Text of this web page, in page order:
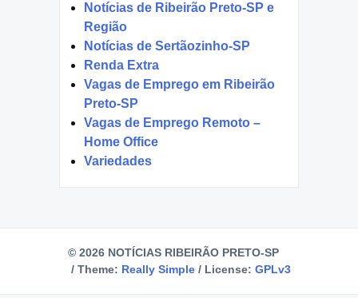
Notícias de Ribeirão Preto-SP e
Região
Notícias de Sertãozinho-SP
Renda Extra
Vagas de Emprego em Ribeirão
Preto-SP
Vagas de Emprego Remoto –
Home Office
Variedades
© 2026 NOTÍCIAS RIBEIRÃO PRETO-SP
/Theme: Really Simple /License: GPLv3